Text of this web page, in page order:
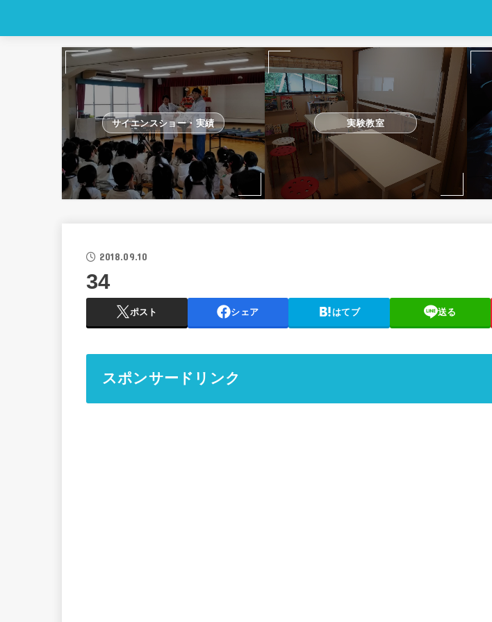
サイエンスショー・実績 実験教室
2018.09.10
34
ポスト シェア はてブ 送る
スポンサードリンク